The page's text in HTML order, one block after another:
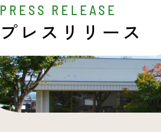
PRESS RELEASE
プレスリリース